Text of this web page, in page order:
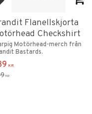
till i favoriter
Flanellskjorta
Checkshirt
Motörhead-merch från
Bastards.
KR
KR